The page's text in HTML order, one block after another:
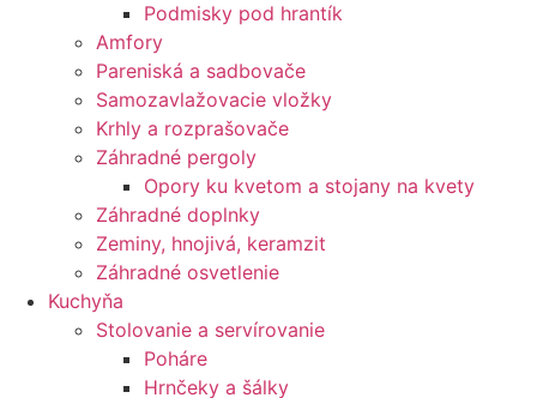
Podmisky pod hrantík
Amfory
Pareniská a sadbovače
Samozavlažovacie vložky
Krhly a rozprašovače
Záhradné pergoly
Opory ku kvetom a stojany na kvety
Záhradné doplnky
Zeminy, hnojivá, keramzit
Záhradné osvetlenie
Kuchyňa
Stolovanie a servírovanie
Poháre
Hrnčeky a šálky